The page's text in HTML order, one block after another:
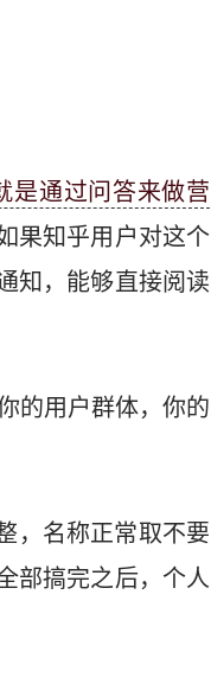
是通过问答来做营
果知乎用户对这个
知，能够直接阅读
的用户群体，你的
，名称正常取不要
部搞完之后，个人